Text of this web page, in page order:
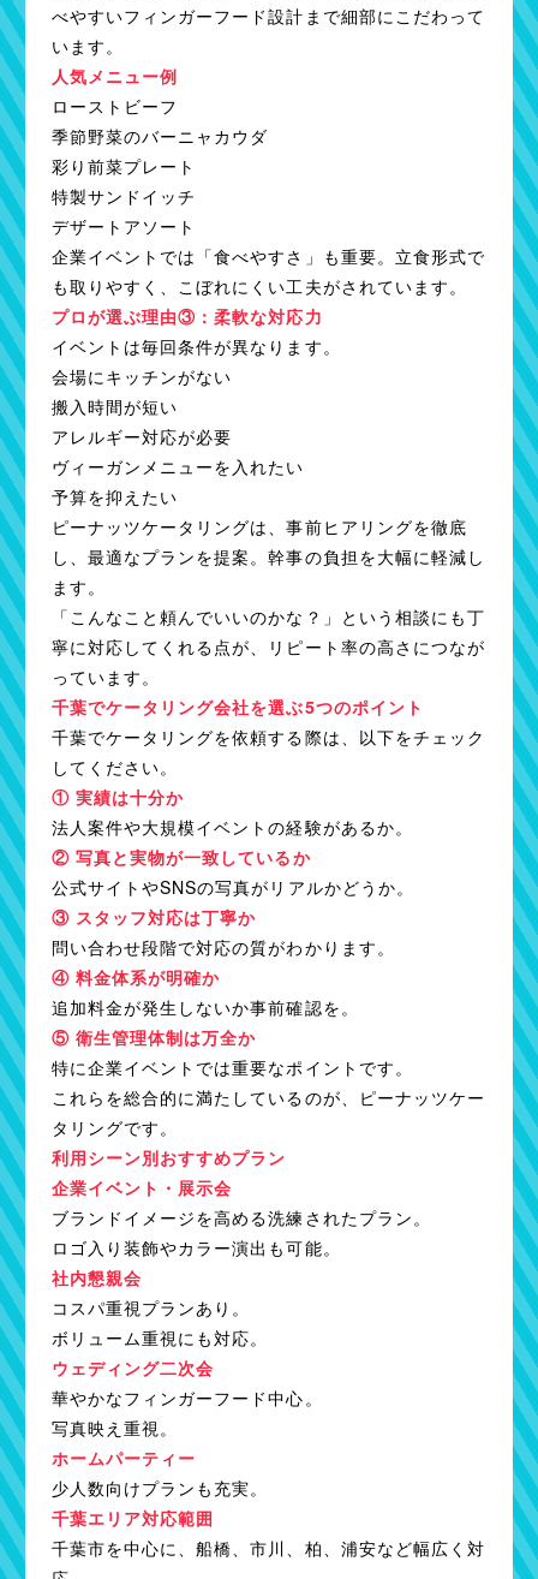
べやすいフィンガーフード設計まで細部にこだわって
います。
人気メニュー例
ローストビーフ
季節野菜のバーニャカウダ
彩り前菜プレート
特製サンドイッチ
デザートアソート
企業イベントでは「食べやすさ」も重要。立食形式で
も取りやすく、こぼれにくい工夫がされています。
プロが選ぶ理由③：柔軟な対応力
イベントは毎回条件が異なります。
会場にキッチンがない
搬入時間が短い
アレルギー対応が必要
ヴィーガンメニューを入れたい
予算を抑えたい
ピーナッツケータリングは、事前ヒアリングを徹底
し、最適なプランを提案。幹事の負担を大幅に軽減し
ます。
「こんなこと頼んでいいのかな？」という相談にも丁
寧に対応してくれる点が、リピート率の高さにつなが
っています。
千葉でケータリング会社を選ぶ5つのポイント
千葉でケータリングを依頼する際は、以下をチェック
してください。
① 実績は十分か
法人案件や大規模イベントの経験があるか。
② 写真と実物が一致しているか
公式サイトやSNSの写真がリアルかどうか。
③ スタッフ対応は丁寧か
問い合わせ段階で対応の質がわかります。
④ 料金体系が明確か
追加料金が発生しないか事前確認を。
⑤ 衛生管理体制は万全か
特に企業イベントでは重要なポイントです。
これらを総合的に満たしているのが、ピーナッツケー
タリングです。
利用シーン別おすすめプラン
企業イベント・展示会
ブランドイメージを高める洗練されたプラン。
ロゴ入り装飾やカラー演出も可能。
社内懇親会
コスパ重視プランあり。
ボリューム重視にも対応。
ウェディング二次会
華やかなフィンガーフード中心。
写真映え重視。
ホームパーティー
少人数向けプランも充実。
千葉エリア対応範囲
千葉市を中心に、船橋、市川、柏、浦安など幅広く対